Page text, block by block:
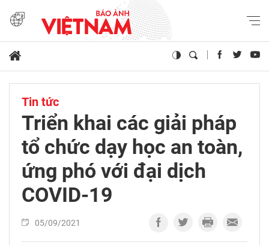
Tin tức
Triển khai các giải pháp
tổ chức dạy học an toàn,
ứng phó với đại dịch
COVID-19
05/09/2021